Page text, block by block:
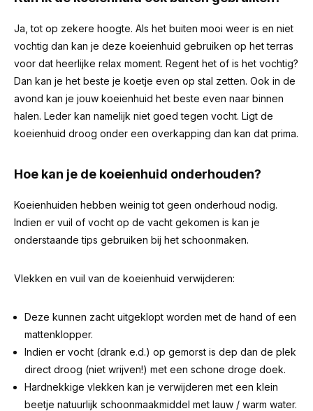
Ja, tot op zekere hoogte. Als het buiten mooi weer is en niet
vochtig dan kan je deze koeienhuid gebruiken op het terras
voor dat heerlijke relax moment. Regent het of is het vochtig?
Dan kan je het beste je koetje even op stal zetten. Ook in de
avond kan je jouw koeienhuid het beste even naar binnen
halen. Leder kan namelijk niet goed tegen vocht. Ligt de
koeienhuid droog onder een overkapping dan kan dat prima.
Hoe kan je de koeienhuid onderhouden?
Koeienhuiden hebben weinig tot geen onderhoud nodig.
Indien er vuil of vocht op de vacht gekomen is kan je
onderstaande tips gebruiken bij het schoonmaken.
Vlekken en vuil van de koeienhuid verwijderen:
Deze kunnen zacht uitgeklopt worden met de hand of een
mattenklopper.
Indien er vocht (drank e.d.) op gemorst is dep dan de plek
direct droog (niet wrijven!) met een schone droge doek.
Hardnekkige vlekken kan je verwijderen met een klein
beetje natuurlijk schoonmaakmiddel met lauw / warm water.